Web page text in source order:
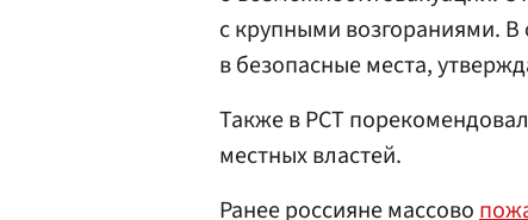
с крупными возгораниями.
в безопасные места,
Также в РСТ
местных властей.
Ранее россияне массово